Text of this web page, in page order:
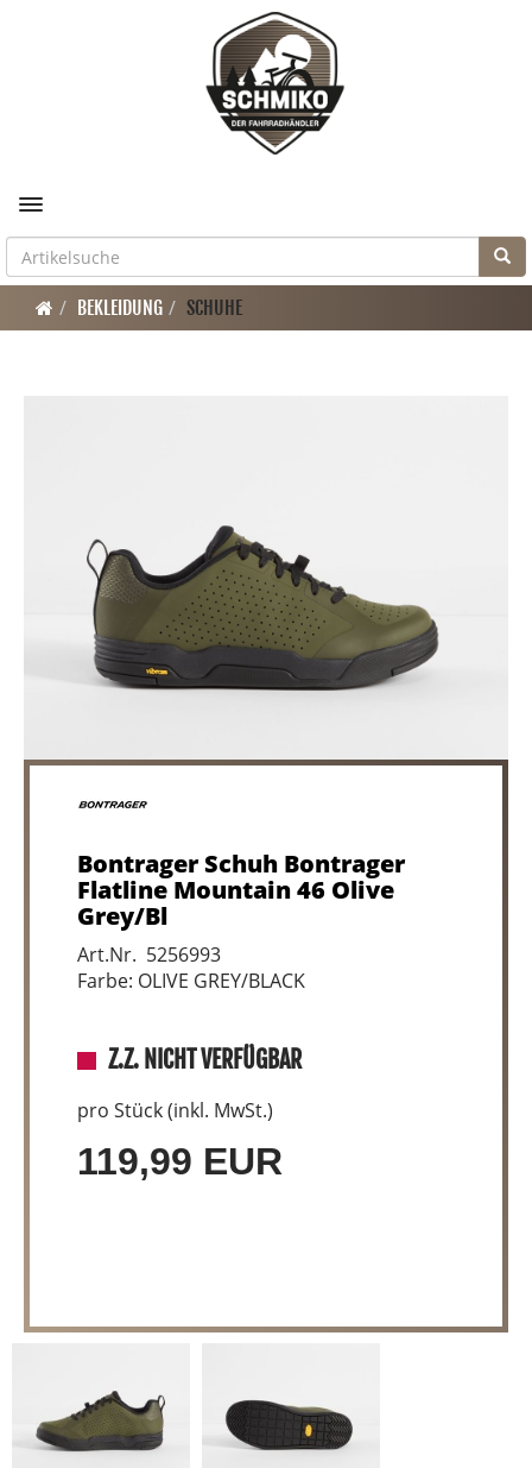
Toggle navigation
BEKLEIDUNG SCHUHE
Bontrager Schuh Bontrager
Flatline Mountain 46 Olive
Grey/Bl
Art.Nr. 5256993
Farbe: OLIVE GREY/BLACK
Z.Z. NICHT VERFÜGBAR
pro Stück (inkl. MwSt.)
119,99 EUR